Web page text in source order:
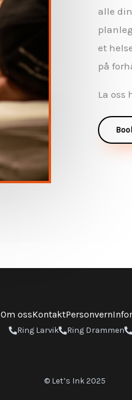
alle
et
på
La oss
Om ossKontaktPersonvern
Ring Larvik Ring Drammen
© Let’s Ink 2025